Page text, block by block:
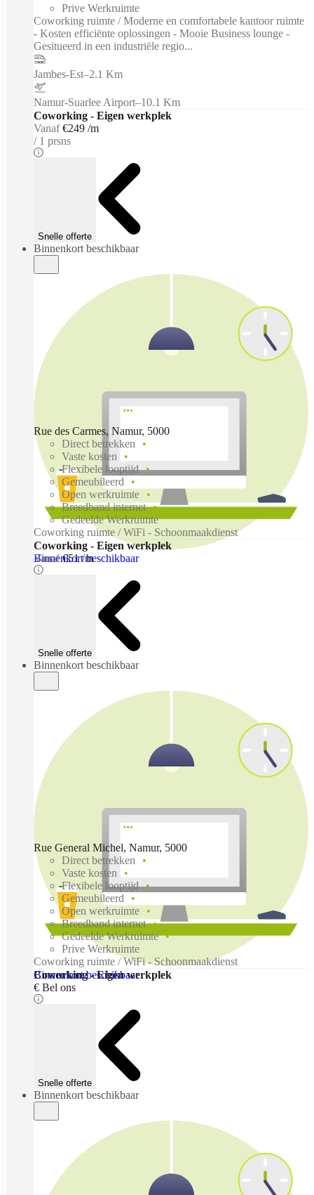
Prive Werkruimte
Coworking ruimte / Moderne en comfortabele kantoor ruimte
- Kosten efficiënte oplossingen - Mooie Business lounge -
Gesitueerd in een industriële regio...
Jambes-Est–2.1 Km
Namur-Suarlee Airport–10.1 Km
Coworking - Eigen werkplek
Vanaf €249 /m
1 prsns
Snelle offerte
Binnenkort beschikbaar
Binnenkort beschikbaar
Rue des Carmes, Namur, 5000
Direct betrekken
Vaste kosten
Flexibele looptijd
Gemeubileerd
Open werkruimte
Breedband internet
Gedeelde Werkruimte
Coworking ruimte / WiFi - Schoonmaakdienst
Coworking - Eigen werkplek
Vanaf €51 /m
Snelle offerte
Binnenkort beschikbaar
Binnenkort beschikbaar
Rue General Michel, Namur, 5000
Direct betrekken
Vaste kosten
Flexibele looptijd
Gemeubileerd
Open werkruimte
Breedband internet
Gedeelde Werkruimte
Prive Werkruimte
Coworking ruimte / WiFi - Schoonmaakdienst
Coworking - Eigen werkplek
€ Bel ons
Snelle offerte
Binnenkort beschikbaar